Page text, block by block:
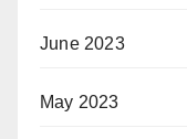
June 2023
May 2023